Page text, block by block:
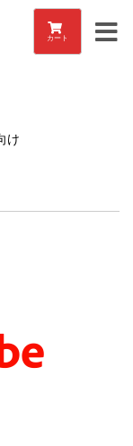
カート
け